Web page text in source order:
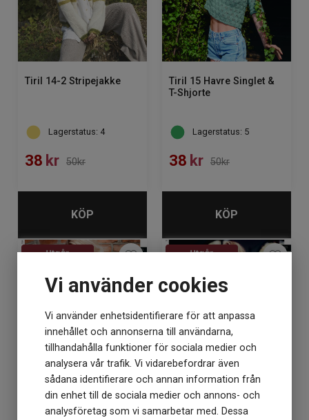
Vi använder cookies
Vi använder enhetsidentifierare för att anpassa
innehållet och annonserna till användarna,
tillhandahålla funktioner för sociala medier och
analysera vår trafik. Vi vidarebefordrar även
sådana identifierare och annan information från
din enhet till de sociala medier och annons- och
analysföretag som vi samarbetar med. Dessa
Tiril 14-2 Stripejakke
Lagerstatus: 4
38 kr 50kr
KÖP
Tiril 15 Havre Singlet &
T-Shjorte
Lagerstatus: 5
38 kr 50kr
KÖP
Tiril 2 mosstickad kofta Tiril 3 klänning/kjole